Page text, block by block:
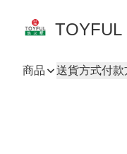
TOYFUL
商品 送貨方式付款